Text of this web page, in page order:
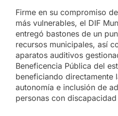
Firme en su compromiso
más vulnerables, el DIF
entregó bastones de un
recursos municipales, así
aparatos auditivos
Beneficencia Pública del
beneficiando directamente
autonomía e inclusión de
personas con